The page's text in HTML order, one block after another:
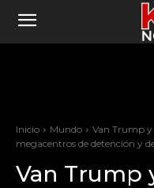
Inicio Mundo
Van Trump y
megacentros de detención y
Van Trump